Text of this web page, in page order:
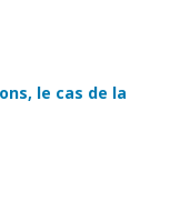
le cas de la